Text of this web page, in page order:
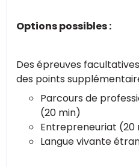
Options possibles :
Des épreuves
des points
Parcours de
(20 min)
Entrepreneuriat (20
Langue vivante